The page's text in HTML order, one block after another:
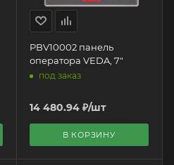
PBV10002 панель
оператора VEDA, 7"
под заказ
14 480.94₽/шт
В КОРЗИНУ